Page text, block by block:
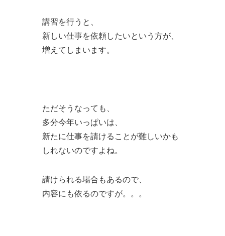
講習を行うと、
新しい仕事を依頼したいという方が、
増えてしまいます。
ただそうなっても、
多分今年いっぱいは、
新たに仕事を請けることが難しいかも
しれないのですよね。
請けられる場合もあるので、
内容にも依るのですが。。。